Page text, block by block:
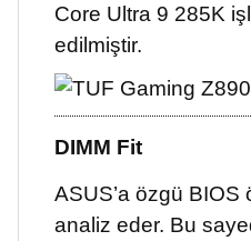
Core Ultra 9 285K
edilmiştir.
DIMM Fit
ASUS’a özgü
analiz eder. Bu